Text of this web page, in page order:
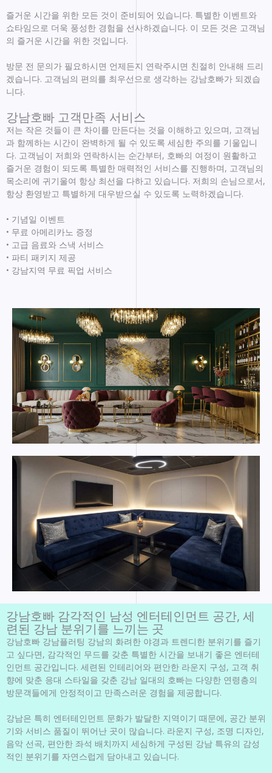
즐거운 시간을 위한 모든 것이 준비되어 있습니다. 특별한 이벤트와
쇼타임으로 더욱 풍성한 경험을 선사하겠습니다. 이 모든 것은 고객님
의 즐거운 시간을 위한 것입니다.
방문 전 문의가 필요하시면 언제든지 연락주시면 친절히 안내해 드리
겠습니다. 고객님의 편의를 최우선으로 생각하는 강남호빠가 되겠습
니다.
강남호빠 고객만족 서비스
저는 작은 것들이 큰 차이를 만든다는 것을 이해하고 있으며, 고객님
과 함께하는 시간이 완벽하게 될 수 있도록 세심한 주의를 기울입니
다. 고객님이 저희와 연락하시는 순간부터, 호빠의 여정이 원활하고
즐거운 경험이 되도록 특별한 매력적인 서비스를 진행하며, 고객님의
목소리에 귀기울여 항상 최선을 다하고 있습니다. 저희의 손님으로서,
항상 환영받고 특별하게 대우받으실 수 있도록 노력하겠습니다.
• 기념일 이벤트
• 무료 아메리카노 증정
• 고급 음료와 스낵 서비스
• 파티 패키지 제공
• 강남지역 무료 픽업 서비스
강남호빠 감각적인 남성 엔터테인먼트 공간, 세
련된 강남 분위기를 느끼는 곳
강남호빠 강남플러팅 강남의 화려한 야경과 트렌디한 분위기를 즐기
고 싶다면, 감각적인 무드를 갖춘 특별한 시간을 보내기 좋은 엔터테
인먼트 공간입니다. 세련된 인테리어와 편안한 라운지 구성, 고객 취
향에 맞춘 응대 스타일을 갖춘 강남 일대의 호빠는 다양한 연령층의
방문객들에게 안정적이고 만족스러운 경험을 제공합니다.
강남은 특히 엔터테인먼트 문화가 발달한 지역이기 때문에, 공간 분위
기와 서비스 품질이 뛰어난 곳이 많습니다. 라운지 구성, 조명 디자인,
음악 선곡, 편안한 좌석 배치까지 세심하게 구성된 강남 특유의 감성
적인 분위기를 자연스럽게 담아내고 있습니다.